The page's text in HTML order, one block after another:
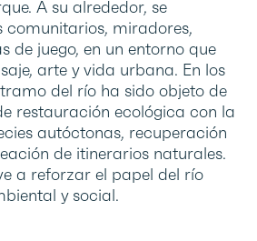
A su alrededor, se
comunitarios, miradores,
de juego, en un entorno que
arte y vida urbana. En los
del río ha sido objeto de
restauración ecológica con la
autóctonas, recuperación
de itinerarios naturales.
a reforzar el papel del río
y social.